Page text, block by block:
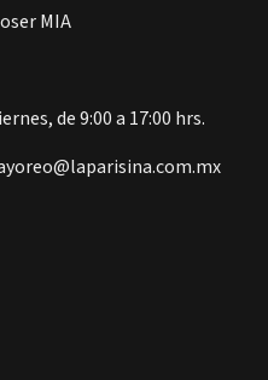
MIA
de 9:00 a 17:00 hrs.